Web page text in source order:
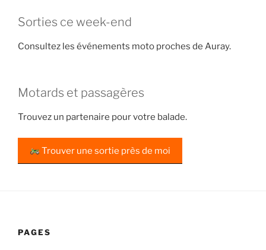
Sorties ce week-end
Consultez les événements moto proches de Auray.
Motards et passagères
Trouvez un partenaire pour votre balade.
Trouver une sortie près de moi
PAGES